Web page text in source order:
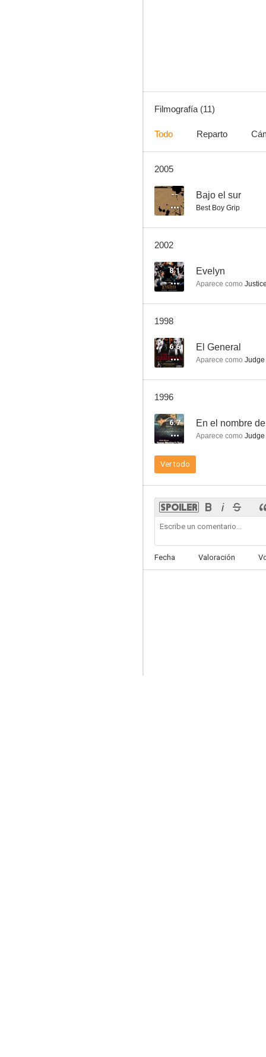
Filmografía (11)
Todo Reparto
2005
-- Bajo el sur
Best Boy Grip
2002
8.1 Evelyn
Aparece como
1998
6.6 El General
Aparece como Judge
1996
6.7 En el nombre
Aparece como Judge
Ver todo
Fecha Valoración